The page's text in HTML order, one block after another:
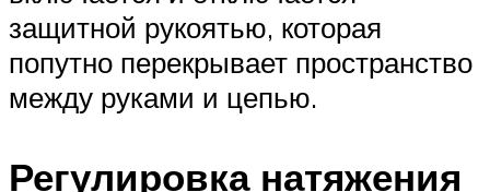
защитной рукоятью, которая
попутно перекрывает пространство
между руками и цепью.
Регулировка натяжения